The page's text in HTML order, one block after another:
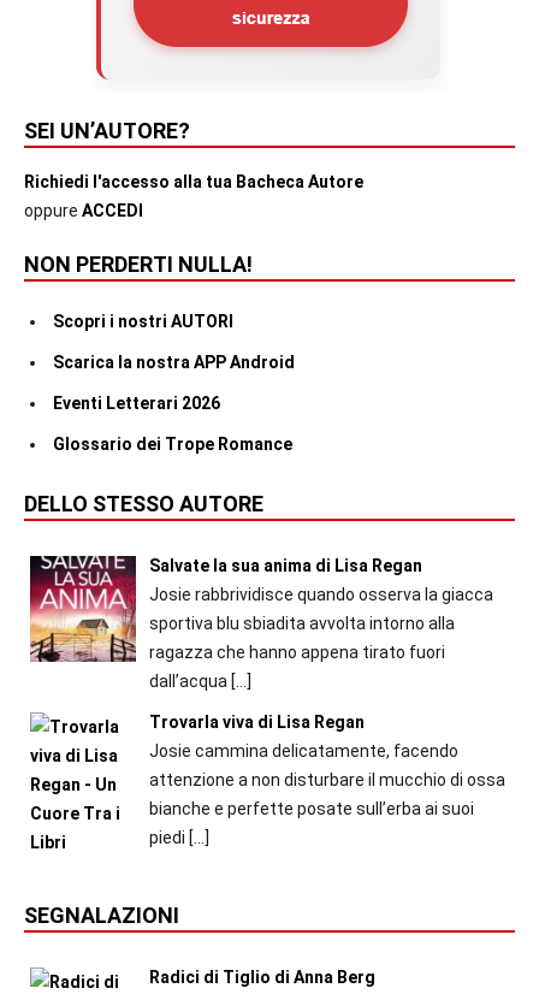
SEI UN’AUTORE?
Richiedi l'accesso alla tua Bacheca Autore
oppure ACCEDI
NON PERDERTI NULLA!
Scopri i nostri AUTORI
Scarica la nostra APP Android
Eventi Letterari 2026
Glossario dei Trope Romance
DELLO STESSO AUTORE
Salvate la sua anima di Lisa Regan
Josie rabbrividisce quando osserva la giacca
sportiva blu sbiadita avvolta intorno alla
ragazza che hanno appena tirato fuori
dall’acqua […]
Trovarla viva di Lisa Regan
Josie cammina delicatamente, facendo
attenzione a non disturbare il mucchio di ossa
bianche e perfette posate sull’erba ai suoi
piedi […]
SEGNALAZIONI
Radici di Tiglio di Anna Berg